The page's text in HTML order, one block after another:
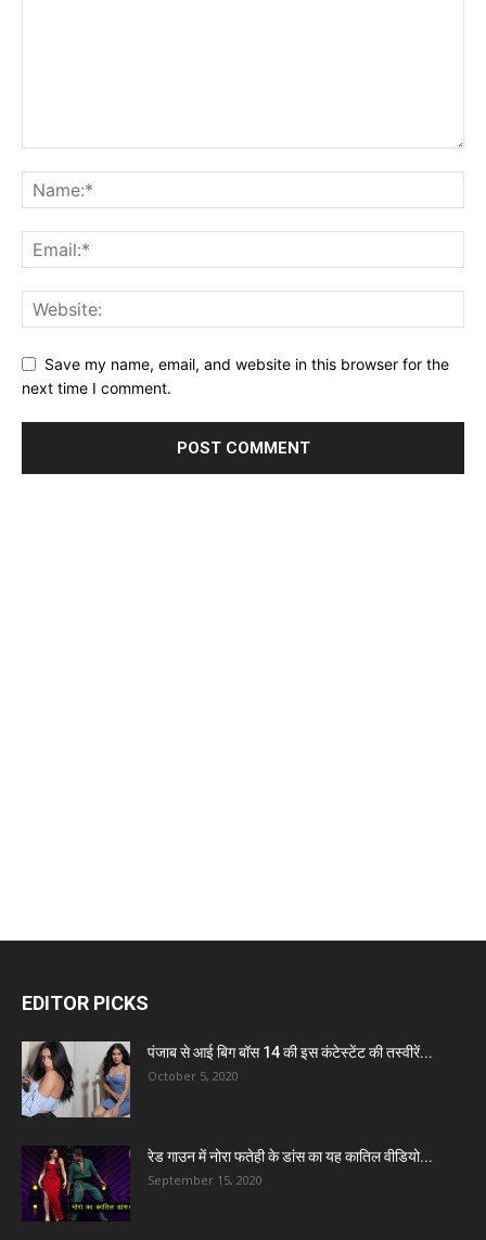
Save my name, email, and website in this browser for the
next time I comment.
EDITOR PICKS
पंजाब से आई बिग बॉस 14 की इस कंटेस्टेंट की तस्वीरें...
October 5, 2020
रेड गाउन में नोरा फतेही के डांस का यह कातिल वीडियो...
September 15, 2020